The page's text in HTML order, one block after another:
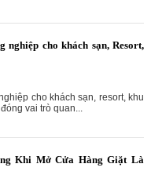
nghiệp cho khách sạn, Resort,
cho khách sạn, resort, khu
vai trò quan...
Khi Mở Cửa Hàng Giặt Là